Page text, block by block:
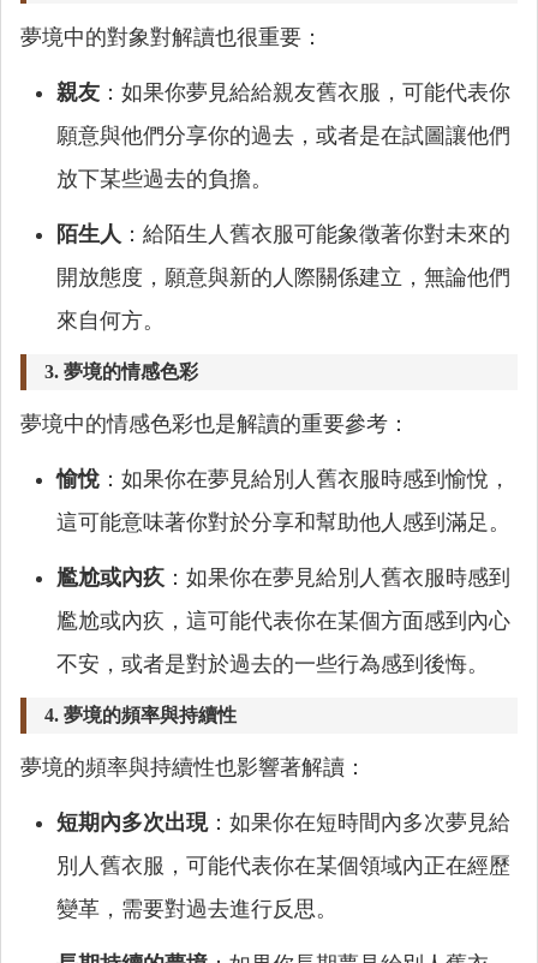
夢境中的對象對解讀也很重要：
親友 ：如果你夢見給給親友舊衣服，可能代表你
願意與他們分享你的過去，或者是在試圖讓他們
放下某些過去的負擔。
陌生人 ：給陌生人舊衣服可能象徵著你對未來的
開放態度，願意與新的人際關係建立，無論他們
來自何方。
3. 夢境的情感色彩
夢境中的情感色彩也是解讀的重要參考：
愉悅 ：如果你在夢見給別人舊衣服時感到愉悅，
這可能意味著你對於分享和幫助他人感到滿足。
尷尬或內疚 ：如果你在夢見給別人舊衣服時感到
尷尬或內疚，這可能代表你在某個方面感到內心
不安，或者是對於過去的一些行為感到後悔。
4. 夢境的頻率與持續性
夢境的頻率與持續性也影響著解讀：
短期內多次出現：如果你在短時間內多次夢見給
別人舊衣服，可能代表你在某個領域內正在經歷
變革，需要對過去進行反思。